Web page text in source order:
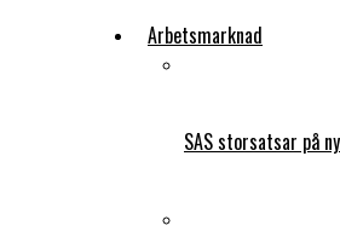
Arbetsmarknad
SAS storsatsar på